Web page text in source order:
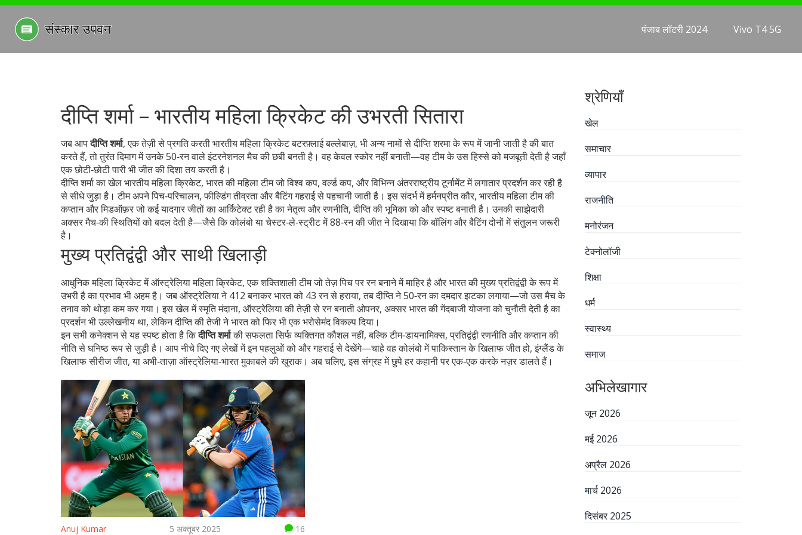
पंजाब लॉटरी 2024 Vivo T4 5G
दीप्ति शर्मा – भारतीय महिला क्रिकेट की उभरती सितारा
जब आपदीप्ति शर्मा,एक तेज़ी से प्रगति करती भारतीय महिला क्रिकेट बटरफ़्लाई बल्लेबाज़, भी अन्य नामों सेदीप्ति शरमाके रूप में जानी जाती हैकी बात
करते हैं, तो तुरंत दिमाग में उनके 50‑रन वाले इंटरनेशनल मैच की छबी बनती है। वह केवल स्कोर नहीं बनाती—वह टीम के उस हिस्से को मजबूती देती है जहाँ
एक छोटी‑छोटी पारी भी जीत की दिशा तय करती है।
दीप्ति शर्मा का खेलभारतीय महिला क्रिकेट, भारत की महिला टीम जो विश्व कप, वर्ल्ड कप, और विभिन्न अंतरराष्ट्रीय टूर्नामेंट में लगातार प्रदर्शन कर रही है
से सीधे जुड़ा है। टीम अपने पिच‑परिचालन, फील्डिंग तीव्रता और बैटिंग गहराई से पहचानी जाती है। इस संदर्भ मेंहर्मनप्रीत कौर, भारतीय महिला टीम की
कप्तान और मिडऑफ़र जो कई यादगार जीतों का आर्किटेक्ट रही हैका नेतृत्व और रणनीति, दीप्ति की भूमिका को और स्पष्ट बनाती है। उनकी साझेदारी
अक्सर मैच‑की स्थितियों को बदल देती है—जैसे कि कोलंबो या चेस्टर‑ले‑स्ट्रीट में 88‑रन की जीत ने दिखाया कि बॉलिंग और बैटिंग दोनों में संतुलन जरूरी
है।
मुख्य प्रतिद्वंद्वी और साथी खिलाड़ी
आधुनिक महिला क्रिकेट मेंऑस्ट्रेलिया महिला क्रिकेट,एक शक्तिशाली टीम जो तेज़ पिच पर रन बनाने में माहिर है और भारत की मुख्य प्रतिद्वंद्वी के रूप में
उभरी हैका प्रभाव भी अहम है। जब ऑस्ट्रेलिया ने 412 बनाकर भारत को 43 रन से हराया, तब दीप्ति ने 50‑रन का दमदार झटका लगाया—जो उस मैच के
तनाव को थोड़ा कम कर गया। इस खेल मेंस्मृति मंदाना, ऑस्ट्रेलिया की तेज़ी से रन बनाती ओपनर, अक्सर भारत की गेंदबाजी योजना को चुनौती देती हैका
प्रदर्शन भी उल्लेखनीय था, लेकिन दीप्ति की तेजी ने भारत को फिर भी एक भरोसेमंद विकल्प दिया।
इन सभी कनेक्शन से यह स्पष्ट होता है किदीप्ति शर्माकी सफलता सिर्फ व्यक्तिगत कौशल नहीं, बल्कि टीम‑डायनामिक्स, प्रतिद्वंद्वी रणनीति और कप्तान की
नीति से घनिष्ठ रूप से जुड़ी है। आप नीचे दिए गए लेखों में इन पहलुओं को और गहराई से देखेंगे—चाहे वह कोलंबो में पाकिस्तान के खिलाफ जीत हो, इंग्लैंड के
खिलाफ सीरीज जीत, या अभी‑ताज़ा ऑस्ट्रेलिया‑भारत मुकाबले की खुराक। अब चलिए, इस संग्रह में छुपे हर कहानी पर एक‑एक करके नज़र डालते हैं।
Anuj Kumar 5 अक्तूबर 2025 16
श्रेणियाँ
खेल
समाचार
व्यापार
राजनीति
मनोरंजन
टेक्नोलॉजी
शिक्षा
धर्म
स्वास्थ्य
समाज
अभिलेखागार
जून 2026
मई 2026
अप्रैल 2026
मार्च 2026
दिसंबर 2025